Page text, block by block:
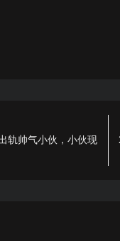
轨帅气小伙，小伙现